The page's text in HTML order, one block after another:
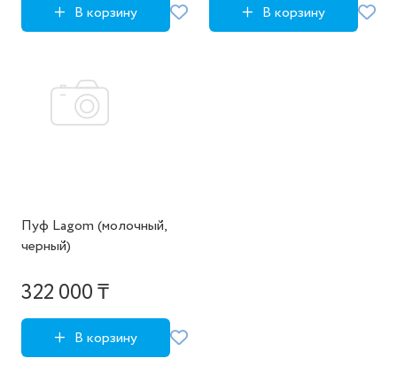
В корзину В корзину
Пуф Lagom (молочный,
черный)
322 000 ₸
В корзину